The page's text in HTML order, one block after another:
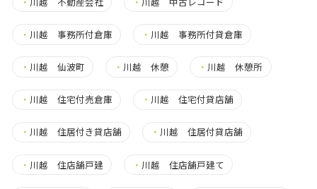
・ 川越 事務所付倉庫 ・ 川越 事務所付貸倉庫
・ 川越 仙波町 ・ 川越 休憩 ・ 川越 休憩所
・ 川越 住宅付売倉庫 ・ 川越 住宅付貸店舗
・ 川越 住居付き貸店舗 ・ 川越 住居付貸店舗
・ 川越 住店舗戸建 ・ 川越 住店舗戸建て